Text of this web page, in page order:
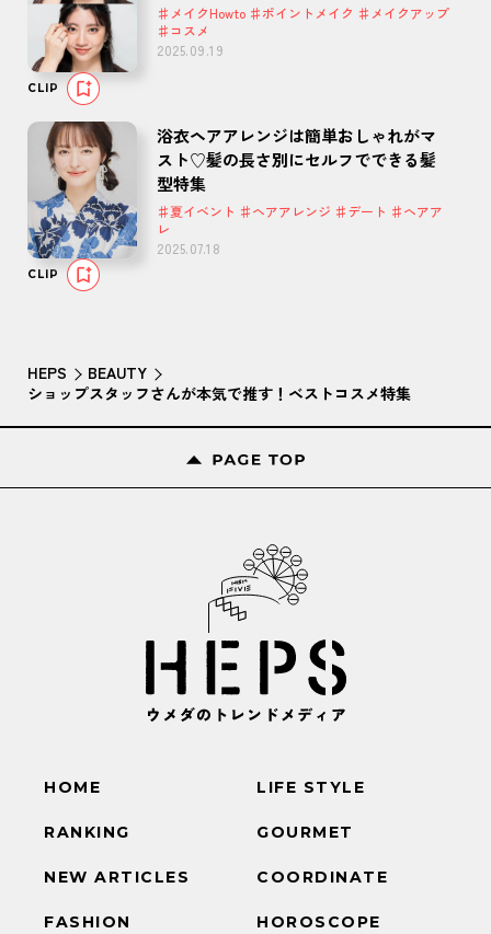
♯メイクHowto ♯ポイントメイク ♯メイクアップ
♯コスメ
2025.09.19
CLIP
浴衣ヘアアレンジは簡単おしゃれがマ
スト♡髪の長さ別にセルフでできる髪
型特集
♯夏イベント ♯ヘアアレンジ ♯デート ♯ヘアア
レ
2025.07.18
CLIP
HEPS
BEAUTY
ショップスタッフさんが本気で推す！ベストコスメ特集
HOME
RANKING
NEW ARTICLES
FASHION
LIFE STYLE
GOURMET
COORDINATE
HOROSCOPE